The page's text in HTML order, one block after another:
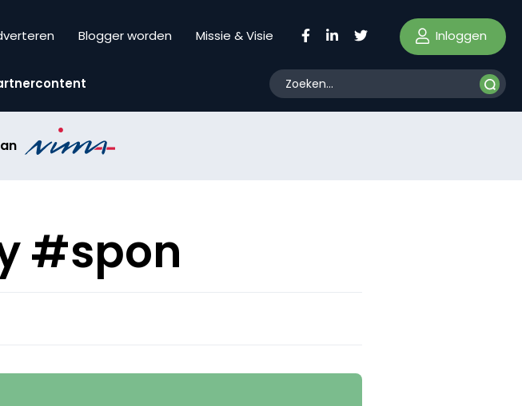
Blogger worden Missie & Visie Inloggen
#spon